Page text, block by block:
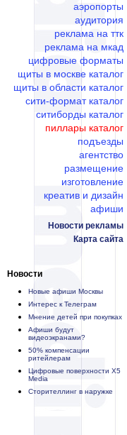
аэропорты
аудитория
реклама на ттк
реклама на мкад
цифровые форматы
щиты в москве каталог
щиты в области каталог
сити-формат каталог
ситиборды каталог
пиллары каталог
подъезды
агентство
размещение
изготовление
креатив и дизайн
афиши
Новости рекламы
Карта сайта
Новости
Новые афиши Москвы
Интерес к Телеграм
Мнение детей при покупках
Афиши будут
видеоэкранами?
50% компенсации
ритейлерам
Цифровые поверхности X5
Media
Сторителлинг в наружке